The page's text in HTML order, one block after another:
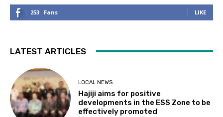
253 Fans LIKE
LATEST ARTICLES
LOCAL NEWS
Hajiji aims for positive
developments in the ESS Zone to be
effectively promoted